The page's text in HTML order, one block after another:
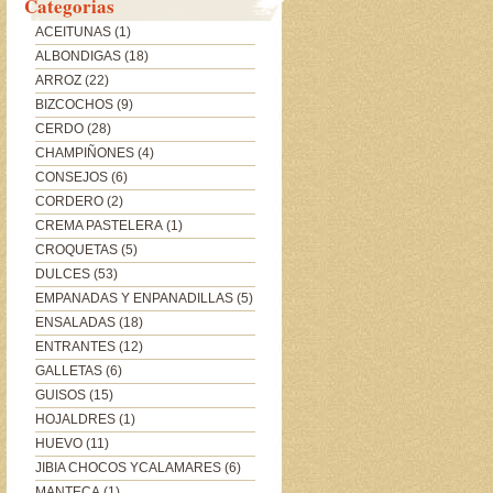
Categorias
ACEITUNAS (1)
ALBONDIGAS (18)
ARROZ (22)
BIZCOCHOS (9)
CERDO (28)
CHAMPIÑONES (4)
CONSEJOS (6)
CORDERO (2)
CREMA PASTELERA (1)
CROQUETAS (5)
DULCES (53)
EMPANADAS Y ENPANADILLAS (5)
ENSALADAS (18)
ENTRANTES (12)
GALLETAS (6)
GUISOS (15)
HOJALDRES (1)
HUEVO (11)
JIBIA CHOCOS YCALAMARES (6)